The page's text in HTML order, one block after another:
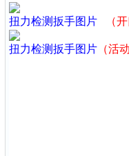
扭力检测扳手图片 （
扭力检测扳手图片 （活